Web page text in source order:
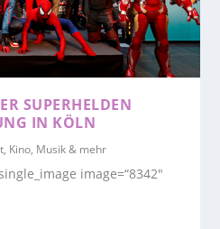
SUPERHELDEN
IN KÖLN
Kino, Musik & mehr
image=“8342″